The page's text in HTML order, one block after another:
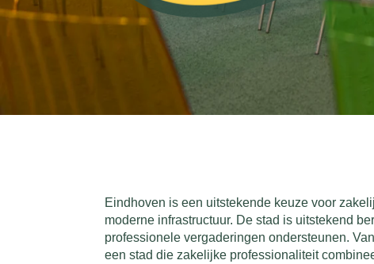
Eindhoven is een uitstekende keuze voor
moderne infrastructuur. De stad is uitstekend
professionele vergaderingen ondersteunen.
een stad die zakelijke professionaliteit